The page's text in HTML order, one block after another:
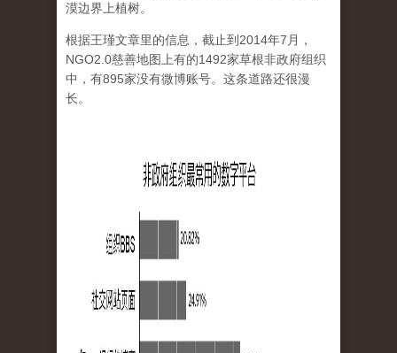
漠边界上植树。
根据王瑾文章里的信息，截止到2014年7月，
NGO2.0慈善地图上有的1492家草根非政府组织
中，有895家没有微博账号。这条道路还很漫
长。